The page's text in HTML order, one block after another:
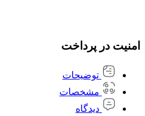
امنیت در پرداخت
توضیحات
مشخصات
دیدگاه